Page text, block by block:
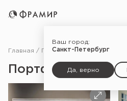
Ваш город:
Санкт-Петербург
Да, верно
Главная Портфолио
Портфолио